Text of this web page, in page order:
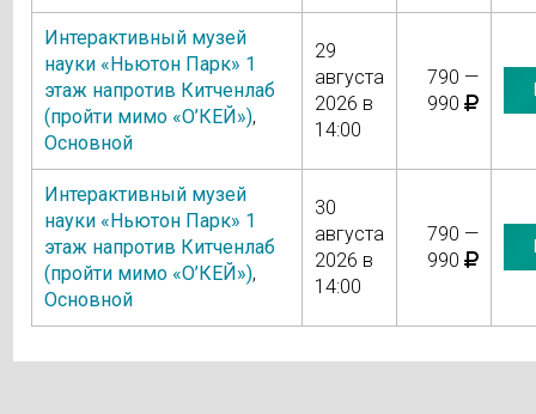
Интерактивный музей
науки «Ньютон Парк» 1
этаж напротив Китченлаб
(пройти мимо «О’КЕЙ»),
Основной
29
августа
2026 в
14:00
790 —
990
Интерактивный музей
науки «Ньютон Парк» 1
этаж напротив Китченлаб
(пройти мимо «О’КЕЙ»),
Основной
30
августа
2026 в
14:00
790 —
990